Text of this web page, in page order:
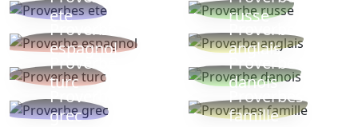
ete
russe
Proverbe
espagnol
Proverbe
anglais
Proverbe
turc
Proverbe
danois
Proverbe
grec
Proverbes
famille